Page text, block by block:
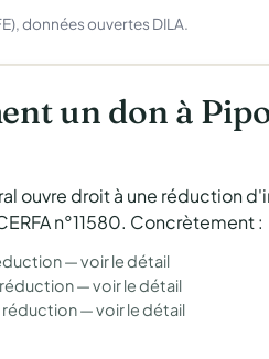
données ouvertes DILA.
un don à
ouvre droit à une réduction
n°11580. Concrètement :
—voir le détail
—voir le détail
réduction —voir le détail